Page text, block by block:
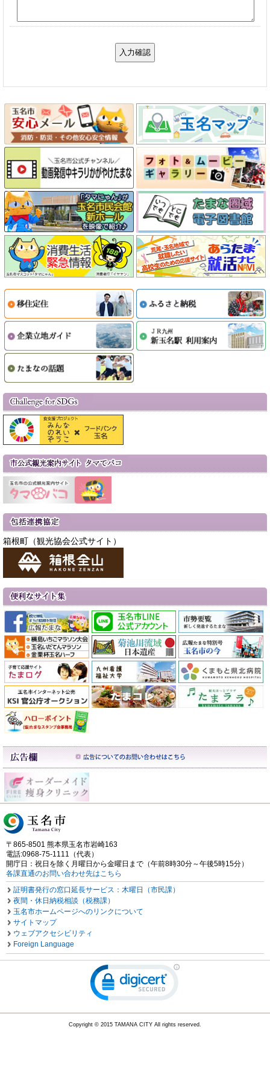
箱根町（観光協会公式サイト）
〒865-8501 熊本県玉名市岩崎163
電話:0968-75-1111（代表）
開庁日：祝日を除く月曜日から金曜日まで（午前8時30分～午後5時15分）
各課直通のお問い合わせ先はこちら
証明書発行の窓口延長サービス：木曜日（市民課）
夜間・休日納税相談（税務課）
玉名市ホームページへのリンクについて
サイトマップ
ウェブアクセシビリティ
Foreign Language
Copyright © 2015 TAMANA CITY All rights reserved.